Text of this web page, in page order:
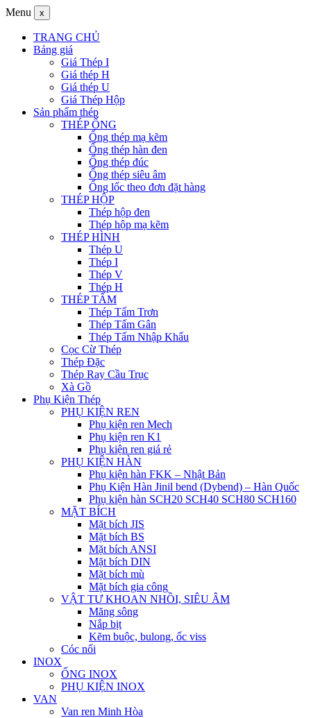
Menu x
TRANG CHỦ
Bảng giá
Giá Thép I
Giá thép H
Giá thép U
Giá Thép Hộp
Sản phẩm thép
THÉP ỐNG
Ống thép mạ kẽm
Ống thép hàn đen
Ống thép đúc
Ống thép siêu âm
Ống lốc theo đơn đặt hàng
THÉP HỘP
Thép hộp đen
Thép hộp mạ kẽm
THÉP HÌNH
Thép U
Thép I
Thép V
Thép H
THÉP TẤM
Thép Tấm Trơn
Thép Tấm Gân
Thép Tấm Nhập Khẩu
Cọc Cừ Thép
Thép Đặc
Thép Ray Cầu Trục
Xà Gồ
Phụ Kiện Thép
PHỤ KIỆN REN
Phụ kiện ren Mech
Phụ kiện ren K1
Phụ kiện ren giá rẻ
PHỤ KIỆN HÀN
Phụ kiện hàn FKK – Nhật Bản
Phụ Kiện Hàn Jinil bend (Dybend) – Hàn Quốc
Phụ kiện hàn SCH20 SCH40 SCH80 SCH160
MẶT BÍCH
Mặt bích JIS
Mặt bích BS
Mặt bích ANSI
Mặt bích DIN
Mặt bích mù
Mặt bích gia công
VẬT TƯ KHOAN NHỒI, SIÊU ÂM
Măng sông
Nắp bịt
Kẽm buộc, bulong, ốc viss
Cóc nối
INOX
ỐNG INOX
PHỤ KIỆN INOX
VAN
Van ren Minh Hòa